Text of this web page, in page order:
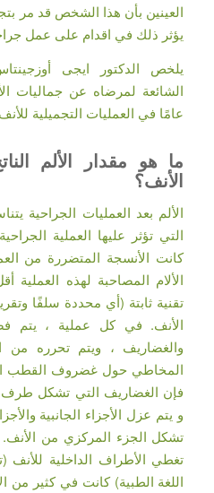
العينين بأن هذا الشخص قد مر
يؤثر ذلك في اقدام على عمل
يلخص الدكتور ايجى
عامًا في العمليات التجميلية
ما هو مقدار الألم
الأنف؟
الألم بعد العمليات الجراحية
التي تؤثر عليها العملية
كانت الأنسجة المتضررة من
الألام المصاحبة لهذه
تقنية ثابتة (أي محددة سلفًا
الأنف. في كل عملية ، يتم
والغضاريف ، ويتم تحرره من
المخاطي حول غضروف القطب
فإن الغضاريف التي تشكل
و يتم عزل الأجزاء الجانبية
تشكل الجزء المركزي من
تغطي الأطراف الداخلية
اللغة الطبية) كانت في كثير من